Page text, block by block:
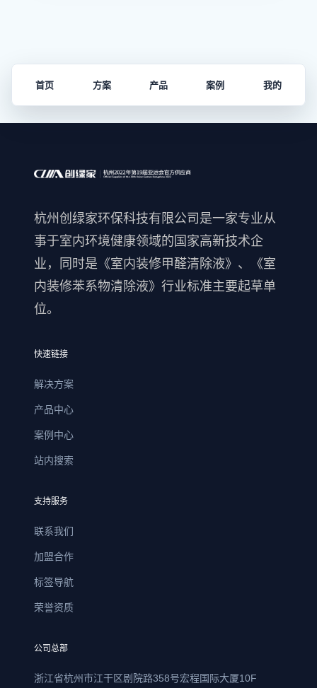
首页 方案 产品 案例 我的
杭州创绿家环保科技有限公司是一家专业从
事于室内环境健康领域的国家高新技术企
业，同时是《室内装修甲醛清除液》、《室
内装修苯系物清除液》行业标准主要起草单
位。
快速链接
解决方案
产品中心
案例中心
站内搜索
支持服务
联系我们
加盟合作
标签导航
荣誉资质
公司总部
浙江省杭州市江干区剧院路358号宏程国际大厦10F